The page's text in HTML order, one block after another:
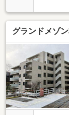
う住み
に出し
ターサ
やカッ
10階部
設／「
ちコー
小学校
にちを
グランドメゾ